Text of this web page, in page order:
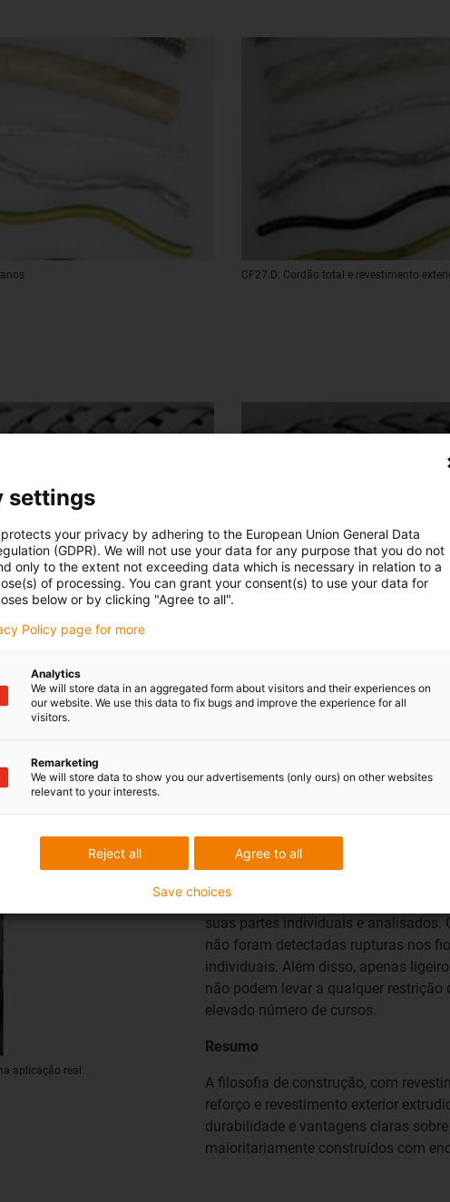
CF27.D: Cordão total e revestimento
milhões de curvas CF27.40.10.02.01.D: Nenhum fio de
aplicação real.
Os corpos de prova
(4x4 mm² + 2x1,0 mm²), que foram
durante a fase de ensaio, foram
O resultado:
Após mais de 10 milhões de cursos
suas partes individuais e analisados.
não foram detectadas rupturas nos
individuais. Além disso, apenas
não podem levar a qualquer
elevado número de cursos.
Resumo
A filosofia de construção, com
reforço e revestimento exterior
durabilidade e vantagens claras
maioritariamente construídos com
settings
your privacy by adhering to the European Union General Data
(GDPR). We will not use your data for any purpose that you do not
only to the extent not exceeding data which is necessary in relation to a
of processing. You can grant your consent(s) to use your data for
below or by clicking "Agree to all".
Policy page for more
Analytics
We will store data in an aggregated form about visitors and their experiences on
our website. We use this data to fix bugs and improve the experience for all
visitors.
Remarketing
We will store data to show you our advertisements (only ours) on other websites
relevant to your interests.
Agree to all
Reject all
Save choices